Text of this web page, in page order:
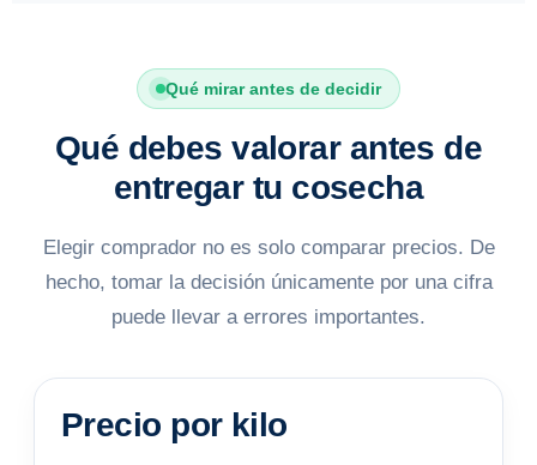
Qué mirar antes de decidir
Qué debes valorar antes de
entregar tu cosecha
Elegir comprador no es solo comparar precios. De
hecho, tomar la decisión únicamente por una cifra
puede llevar a errores importantes.
Precio por kilo